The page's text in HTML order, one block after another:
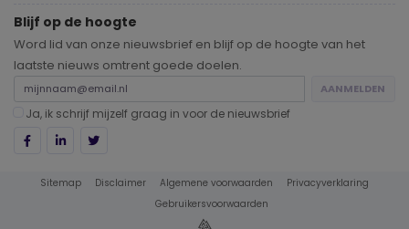
Blijf op de hoogte
Word lid van onze nieuwsbrief en blijf op de hoogte van het
laatste nieuws omtrent goede doelen.
AANMELDEN
Ja, ik schrijf mijzelf graag in voor de nieuwsbrief
Sitemap Disclaimer Algemene voorwaarden
Privacyverklaring
Gebruikersvoorwaarden